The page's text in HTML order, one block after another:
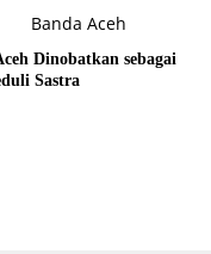
Dinobatkan sebagai
Sastra